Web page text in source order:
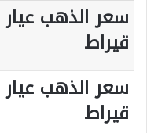
قيراط
قيراط